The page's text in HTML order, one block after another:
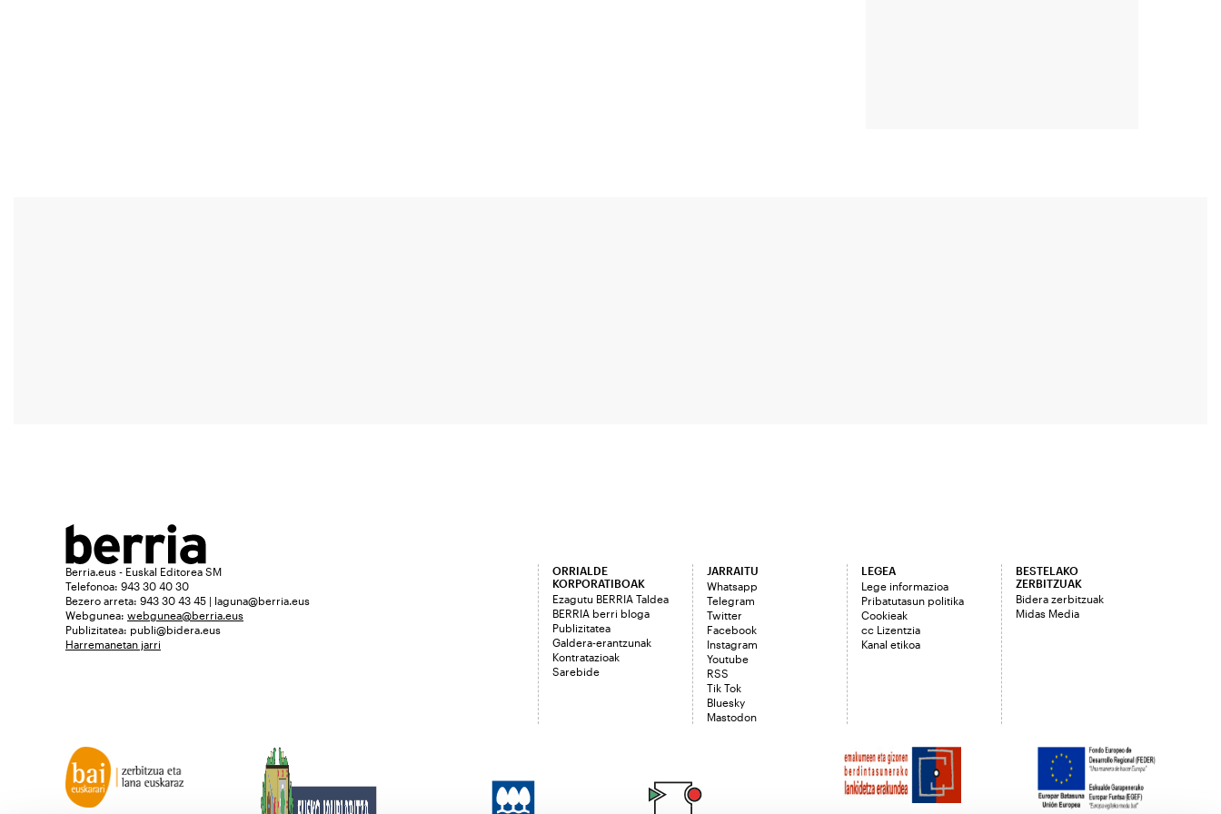
Berria.eus - Euskal Editorea SM
Telefonoa: 943 30 40 30
Bezero arreta: 943 30 43 45 | laguna@berria.eus
Webgunea: webgunea@berria.eus
Publizitatea: publi@bidera.eus
Harremanetan jarri
ORRIALDE
KORPORATIBOAK
Ezagutu BERRIA Taldea
BERRIA berri bloga
Publizitatea
Galdera-erantzunak
Kontratazioak
Sarebide
JARRAITU
Whatsapp
Telegram
Twitter
Facebook
Instagram
Youtube
RSS
Tik Tok
Bluesky
Mastodon
LEGEA
Lege informazioa
Pribatutasun politika
Cookieak
cc Lizentzia
Kanal etikoa
BESTELAKO
ZERBITZUAK
Bidera zerbitzuak
Midas Media